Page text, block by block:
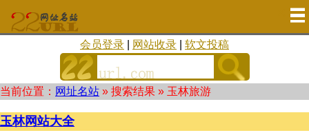
会员登录 网站收录 软文投稿
当前位置： 网址名站 » 搜索结果 » 玉林旅游
玉林网站大全